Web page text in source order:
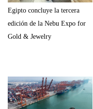
Egipto concluye la tercera
edición de la Nebu Expo for
Gold & Jewelry